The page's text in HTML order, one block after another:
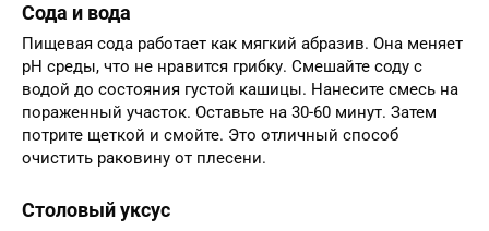
Сода и вода
Пищевая сода работает как мягкий абразив. Она меняет
pH среды, что не нравится грибку. Смешайте соду с
водой до состояния густой кашицы. Нанесите смесь на
пораженный участок. Оставьте на 30-60 минут. Затем
потрите щеткой и смойте. Это отличный способ
очистить раковину от плесени.
Столовый уксус